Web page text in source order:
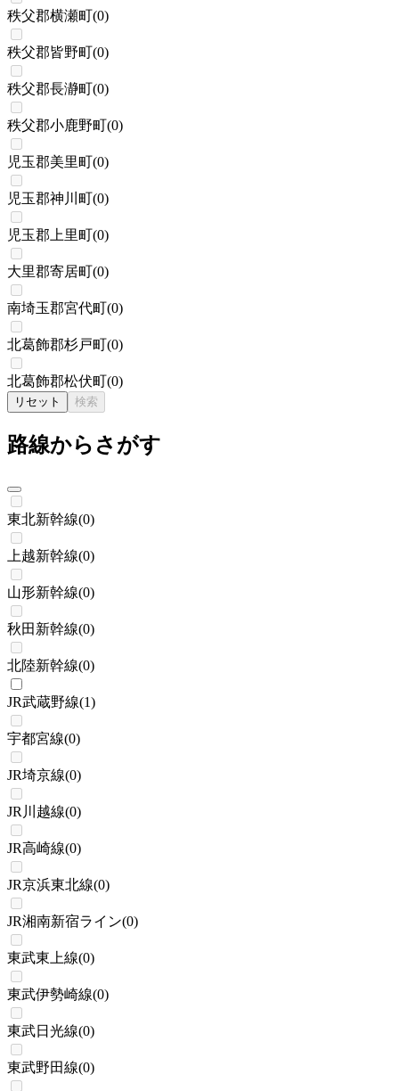
秩父郡横瀬町(0)
秩父郡皆野町(0)
秩父郡長瀞町(0)
秩父郡小鹿野町(0)
児玉郡美里町(0)
児玉郡神川町(0)
児玉郡上里町(0)
大里郡寄居町(0)
南埼玉郡宮代町(0)
北葛飾郡杉戸町(0)
北葛飾郡松伏町(0)
リセット 検索
路線からさがす
東北新幹線(0)
上越新幹線(0)
山形新幹線(0)
秋田新幹線(0)
北陸新幹線(0)
JR武蔵野線(1)
宇都宮線(0)
JR埼京線(0)
JR川越線(0)
JR高崎線(0)
JR京浜東北線(0)
JR湘南新宿ライン(0)
東武東上線(0)
東武伊勢崎線(0)
東武日光線(0)
東武野田線(0)